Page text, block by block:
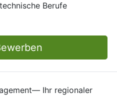
Berufe
Ihr regionaler